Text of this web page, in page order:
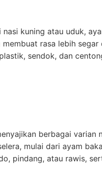
kuning atau uduk,
rasa lebih segar
sendok, dan
berbagai varian
mulai dari ayam
pindang, atau rawis,